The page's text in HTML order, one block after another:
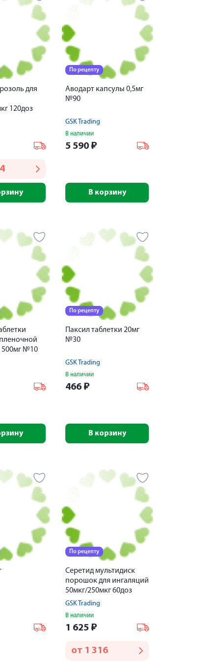
для
120доз
По рецепту
Аводарт капсулы 0,5мг
№90
GSK Trading
В наличии
5 590 ₽
В корзину
500мг №10
По рецепту
Паксил таблетки 20мг
№30
GSK Trading
В наличии
466 ₽
В корзину
По рецепту
Серетид мультидиск
порошок для ингаляций
50мкг/250мкг 60доз
GSK Trading
В наличии
1 625 ₽
от 1 316